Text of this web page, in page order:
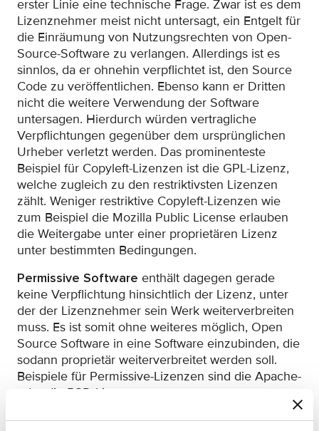
erster Linie eine technische Frage. Zwar ist es dem
Lizenznehmer meist nicht untersagt, ein Entgelt für
die Einräumung von Nutzungsrechten von Open-
Source-Software zu verlangen. Allerdings ist es
sinnlos, da er ohnehin verpflichtet ist, den Source
Code zu veröffentlichen. Ebenso kann er Dritten
nicht die weitere Verwendung der Software
untersagen. Hierdurch würden vertragliche
Verpflichtungen gegenüber dem ursprünglichen
Urheber verletzt werden. Das prominenteste
Beispiel für Copyleft-Lizenzen ist die GPL-Lizenz,
welche zugleich zu den restriktivsten Lizenzen
zählt. Weniger restriktive Copyleft-Lizenzen wie
zum Beispiel die Mozilla Public License erlauben
die Weitergabe unter einer proprietären Lizenz
unter bestimmten Bedingungen.
Permissive Software enthält dagegen gerade
keine Verpflichtung hinsichtlich der Lizenz, unter
der der Lizenznehmer sein Werk weiterverbreiten
muss. Es ist somit ohne weiteres möglich, Open
Source Software in eine Software einzubinden, die
sodann proprietär weiterverbreitet werden soll.
Beispiele für Permissive-Lizenzen sind die Apache-
oder die BSD-Lizenz.